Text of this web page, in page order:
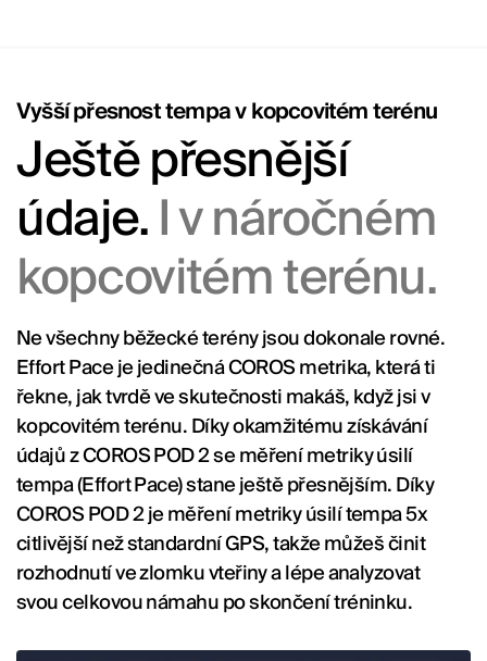
Vyšší přesnost tempa v kopcovitém terénu
Ještě přesnější
údaje.I v náročném
kopcovitém terénu.
Ne všechny běžecké terény jsou dokonale rovné.
Effort Pace je jedinečná COROS metrika, která ti
řekne, jak tvrdě ve skutečnosti makáš, když jsi v
kopcovitém terénu. Díky okamžitému získávání
údajů z COROS POD 2 se měření metriky úsilí
tempa (Effort Pace) stane ještě přesnějším. Díky
COROS POD 2 je měření metriky úsilí tempa 5x
citlivější než standardní GPS, takže můžeš činit
rozhodnutí ve zlomku vteřiny a lépe analyzovat
svou celkovou námahu po skončení tréninku.